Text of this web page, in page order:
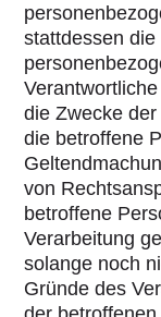
stattdessen
die Zwecke
die betroffene
von
betroffene
Verarbeitung
solange noch
Gründe des